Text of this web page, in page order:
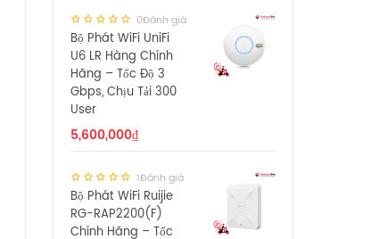
0Đánh giá
Bộ Phát WiFi UniFi
U6 LR Hàng Chính
Hãng – Tốc Độ 3
Gbps, Chịu Tải 300
User
5,600,000₫
1Đánh giá
Bộ Phát WiFi Ruijie
RG-RAP2200(F)
Chính Hãng – Tốc